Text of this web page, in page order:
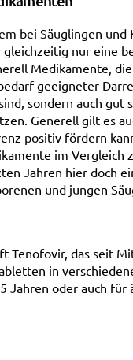
bei Säuglingen
nur eine
Medikamente,
geeigneter
sondern auch
Generell gilt es
positiv fördern
im Vergleich
Jahren hier doch
und jungen
Tenofovir, das seit
in
Jahren oder auch